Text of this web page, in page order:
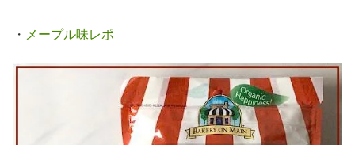
・ メープル味レポ